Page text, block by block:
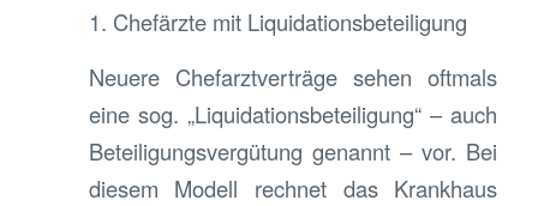
1. Chefärzte mit Liquidationsbeteiligung
Neuere Chefarztverträge sehen oftmals
eine sog. „Liquidationsbeteiligung“ – auch
Beteiligungsvergütung genannt – vor. Bei
diesem Modell rechnet das Krankhaus